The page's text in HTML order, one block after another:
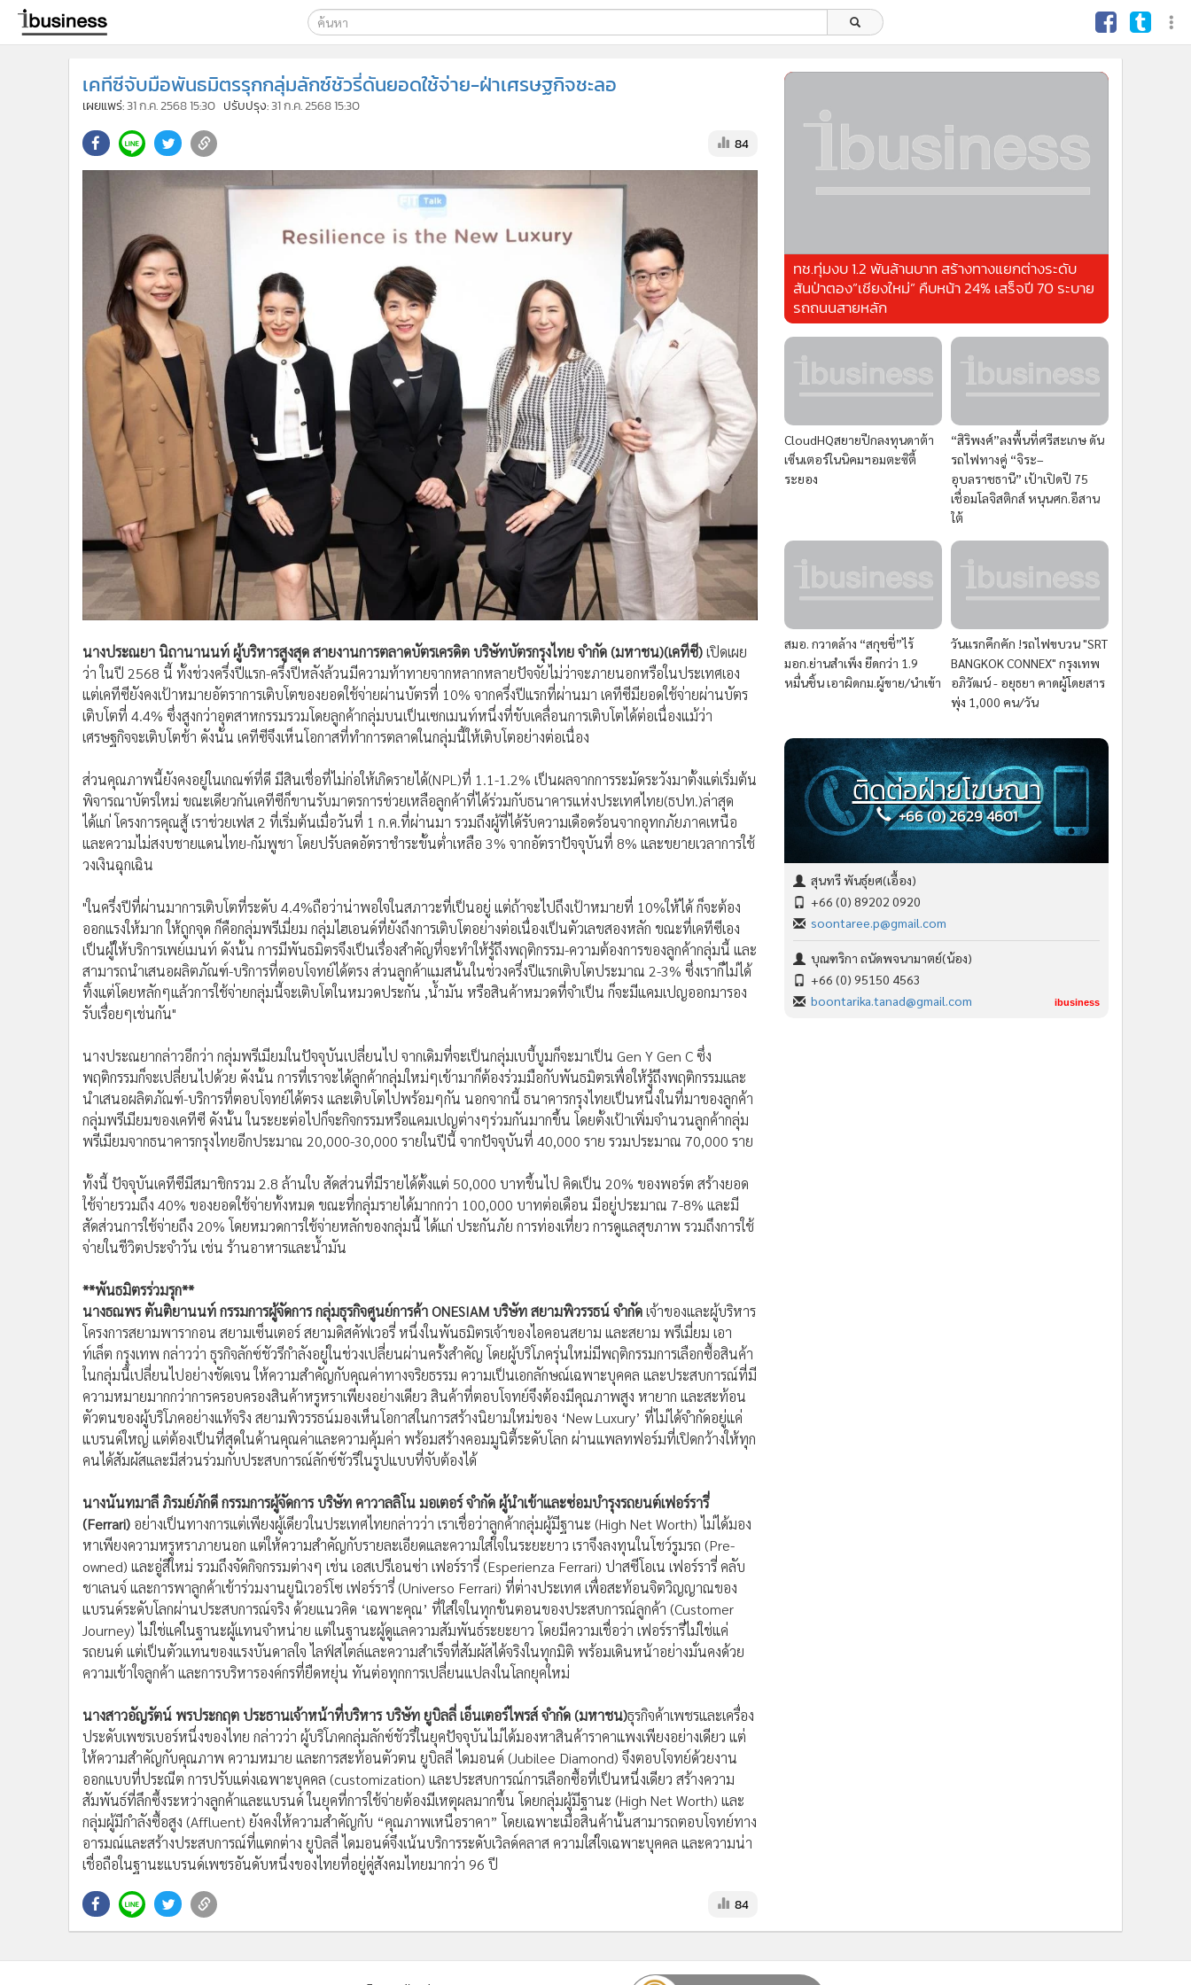
ค้นหา
Google
ค้นหาขั้นสูง
เคทีซีจับมือพันธมิตรรุกกลุ่มลักซ์ชัวรี่ดันยอดใช้จ่าย-ฝ่าเศรษฐกิจชะลอ
เผยแพร่:31 ก.ค. 2568 15:30 ปรับปรุง:31 ก.ค. 2568 15:30
84
นางประณยา นิถานานนท์ ผู้บริหารสูงสุด สายงานการตลาดบัตรเครดิต บริษัทบัตรกรุงไทย จำกัด (มหาชน)(เคทีซี)เปิดเผย
ว่า ในปี 2568 นี้ ทั้งช่วงครึ่งปีแรก-ครึ่งปีหลังล้วนมีความท้าทายจากหลากหลายปัจจัยไม่ว่าจะภายนอกหรือในประเทศเอง
แต่เคทีซียังคงเป้าหมายอัตราการเติบโตของยอดใช้จ่ายผ่านบัตรที่ 10% จากครึ่งปีแรกที่ผ่านมา เคทีซีมียอดใช้จ่ายผ่านบัตร
เติบโตที่ 4.4% ซึ่งสูงกว่าอุตสาหกรรมรวมโดยลูกค้ากลุ่มบนเป็นเซกเมนท์หนึ่งที่ขับเคลื่อนการเติบโตได้ต่อเนื่องแม้ว่า
เศรษฐกิจจะเติบโตช้า ดังนั้น เคทีซีจึงเห็นโอกาสที่ทำการตลาดในกลุ่มนี้ให้เติบโตอย่างต่อเนื่อง
ส่วนคุณภาพนี้ยังคงอยู่ในเกณฑ์ที่ดี มีสินเชื่อที่ไม่ก่อให้เกิดรายได้(NPL)ที่ 1.1-1.2% เป็นผลจากการระมัดระวังมาตั้งแต่เริ่มต้น
พิจารณาบัตรใหม่ ขณะเดียวกันเคทีซีก็ขานรับมาตรการช่วยเหลือลูกค้าที่ได้ร่วมกับธนาคารแห่งประเทศไทย(ธปท.)ล่าสุด
ได้แก่ โครงการคุณสู้ เราช่วยเฟส 2 ที่เริ่มต้นเมื่อวันที่ 1 ก.ค.ที่ผ่านมา รวมถึงผู้ที่ได้รับความเดือดร้อนจากอุทกภัยภาคเหนือ
และความไม่สงบชายแดนไทย-กัมพูชา โดยปรับลดอัตราชำระขั้นต่ำเหลือ 3% จากอัตราปัจจุบันที่ 8% และขยายเวลาการใช้
วงเงินฉุกเฉิน
"ในครึ่งปีที่ผ่านมาการเติบโตที่ระดับ 4.4%ถือว่าน่าพอใจในสภาวะที่เป็นอยู่ แต่ถ้าจะไปถึงเป้าหมายที่ 10%ให้ได้ ก็จะต้อง
ออกแรงให้มาก ให้ถูกจุด ก็คือกลุ่มพรีเมี่ยม กลุ่มไฮเอนด์ที่ยังถึงการเติบโตอย่างต่อเนื่องเป็นตัวเลขสองหลัก ขณะที่เคทีซีเอง
เป็นผู้ให้บริการเพย์เมนท์ ดังนั้น การมีพันธมิตรจึงเป็นเรื่องสำคัญที่จะทำให้รู้ถึงพฤติกรรม-ความต้องการของลูกค้ากลุ่มนี้ และ
สามารถนำเสนอผลิตภัณฑ์-บริการที่ตอบโจทย์ได้ตรง ส่วนลูกค้าแมสนั้นในช่วงครึ่งปีแรกเติบโตประมาณ 2-3% ซึ่งเราก็ไม่ได้
ทิ้งแต่โดยหลักๆแล้วการใช้จ่ายกลุ่มนี้จะเติบโตในหมวดประกัน ,น้ำมัน หรือสินค้าหมวดที่จำเป็น ก็จะมีแคมเปญออกมารอง
รับเรื่อยๆเช่นกัน"
นางประณยากล่าวอีกว่า กลุ่มพรีเมียมในปัจจุบันเปลี่ยนไป จากเดิมที่จะเป็นกลุ่มเบบี้บูมก็จะมาเป็น Gen Y Gen C ซึ่ง
พฤติกรรมก็จะเปลี่ยนไปด้วย ดังนั้น การที่เราจะได้ลูกค้ากลุ่มใหม่ๆเข้ามาก็ต้องร่วมมือกับพันธมิตรเพื่อให้รู้ถึงพฤติกรรมและ
นำเสนอผลิตภัณฑ์-บริการที่ตอบโจทย์ได้ตรง และเติบโตไปพร้อมๆกัน นอกจากนี้ ธนาคารกรุงไทยเป็นหนึ่งในที่มาของลูกค้า
กลุ่มพรีเมียมของเคทีซี ดังนั้น ในระยะต่อไปก็จะกิจกรรมหรือแคมเปญต่างๆร่วมกันมากขึ้น โดยตั้งเป้าเพิ่มจำนวนลูกค้ากลุ่ม
พรีเมียมจากธนาคารกรุงไทยอีกประมาณ 20,000-30,000 รายในปีนี้ จากปัจจุบันที่ 40,000 ราย รวมประมาณ 70,000 ราย
ทั้งนี้ ปัจจุบันเคทีซีมีสมาชิกรวม 2.8 ล้านใบ สัดส่วนที่มีรายได้ตั้งแต่ 50,000 บาทขึ้นไป คิดเป็น 20% ของพอร์ต สร้างยอด
ใช้จ่ายรวมถึง 40% ของยอดใช้จ่ายทั้งหมด ขณะที่กลุ่มรายได้มากกว่า 100,000 บาทต่อเดือน มีอยู่ประมาณ 7-8% และมี
สัดส่วนการใช้จ่ายถึง 20% โดยหมวดการใช้จ่ายหลักของกลุ่มนี้ ได้แก่ ประกันภัย การท่องเที่ยว การดูแลสุขภาพ รวมถึงการใช้
จ่ายในชีวิตประจำวัน เช่น ร้านอาหารและน้ำมัน
**พันธมิตรร่วมรุก**
นางธณพร ตันติยานนท์ กรรมการผู้จัดการ กลุ่มธุรกิจศูนย์การค้า ONESIAM บริษัท สยามพิวรรธน์ จำกัดเจ้าของและผู้บริหาร
โครงการสยามพารากอน สยามเซ็นเตอร์ สยามดิสคัฟเวอรี่ หนึ่งในพันธมิตรเจ้าของไอคอนสยาม และสยาม พรีเมี่ยม เอา
ท์เล็ต กรุงเทพ กล่าวว่า ธุรกิจลักซ์ชัวรีกำลังอยู่ในช่วงเปลี่ยนผ่านครั้งสำคัญ โดยผู้บริโภครุ่นใหม่มีพฤติกรรมการเลือกซื้อสินค้า
ในกลุ่มนี้เปลี่ยนไปอย่างชัดเจน ให้ความสำคัญกับคุณค่าทางจริยธรรม ความเป็นเอกลักษณ์เฉพาะบุคคล และประสบการณ์ที่มี
ความหมายมากกว่าการครอบครองสินค้าหรูหราเพียงอย่างเดียว สินค้าที่ตอบโจทย์จึงต้องมีคุณภาพสูง หายาก และสะท้อน
ตัวตนของผู้บริโภคอย่างแท้จริง สยามพิวรรธน์มองเห็นโอกาสในการสร้างนิยามใหม่ของ ‘New Luxury’ ที่ไม่ได้จำกัดอยู่แค่
แบรนด์ใหญ่ แต่ต้องเป็นที่สุดในด้านคุณค่าและความคุ้มค่า พร้อมสร้างคอมมูนิตี้ระดับโลก ผ่านแพลทฟอร์มที่เปิดกว้างให้ทุก
คนได้สัมผัสและมีส่วนร่วมกับประสบการณ์ลักซ์ชัวรีในรูปแบบที่จับต้องได้
นางนันทมาลี ภิรมย์ภักดี กรรมการผู้จัดการ บริษัท คาวาลลิโน มอเตอร์ จำกัด ผู้นำเข้าและซ่อมบำรุงรถยนต์เฟอร์รารี่
(Ferrari) อย่างเป็นทางการแต่เพียงผู้เดียวในประเทศไทยกล่าวว่า เราเชื่อว่าลูกค้ากลุ่มผู้มีฐานะ (High Net Worth) ไม่ได้มอง
หาเพียงความหรูหราภายนอก แต่ให้ความสำคัญกับรายละเอียดและความใส่ใจในระยะยาว เราจึงลงทุนในโชว์รูมรถ (Pre-
owned) และอู่สีใหม่ รวมถึงจัดกิจกรรมต่างๆ เช่น เอสเปรีเอนซ่า เฟอร์รารี่ (Esperienza Ferrari) ปาสซีโอเน เฟอร์รารี่ คลับ
ชาเลนจ์ และการพาลูกค้าเข้าร่วมงานยูนิเวอร์โซ เฟอร์รารี่ (Universo Ferrari) ที่ต่างประเทศ เพื่อสะท้อนจิตวิญญาณของ
แบรนด์ระดับโลกผ่านประสบการณ์จริง ด้วยแนวคิด ‘เฉพาะคุณ’ ที่ใส่ใจในทุกขั้นตอนของประสบการณ์ลูกค้า (Customer
Journey) ไม่ใช่แค่ในฐานะผู้แทนจำหน่าย แต่ในฐานะผู้ดูแลความสัมพันธ์ระยะยาว โดยมีความเชื่อว่า เฟอร์รารี่ไม่ใช่แค่
รถยนต์ แต่เป็นตัวแทนของแรงบันดาลใจ ไลฟ์สไตล์และความสำเร็จที่สัมผัสได้จริงในทุกมิติ พร้อมเดินหน้าอย่างมั่นคงด้วย
ความเข้าใจลูกค้า และการบริหารองค์กรที่ยืดหยุ่น ทันต่อทุกการเปลี่ยนแปลงในโลกยุคใหม่
นางสาวอัญรัตน์ พรประกฤต ประธานเจ้าหน้าที่บริหาร บริษัท ยูบิลลี่ เอ็นเตอร์ไพรส์ จำกัด (มหาชน)ธุรกิจค้าเพชรและเครื่อง
ประดับเพชรเบอร์หนึ่งของไทย กล่าวว่า ผู้บริโภคกลุ่มลักซ์ชัวรี่ในยุคปัจจุบันไม่ได้มองหาสินค้าราคาแพงเพียงอย่างเดียว แต่
ให้ความสำคัญกับคุณภาพ ความหมาย และการสะท้อนตัวตน ยูบิลลี่ ไดมอนด์ (Jubilee Diamond) จึงตอบโจทย์ด้วยงาน
ออกแบบที่ประณีต การปรับแต่งเฉพาะบุคคล (customization) และประสบการณ์การเลือกซื้อที่เป็นหนึ่งเดียว สร้างความ
สัมพันธ์ที่ลึกซึ้งระหว่างลูกค้าและแบรนด์ ในยุคที่การใช้จ่ายต้องมีเหตุผลมากขึ้น โดยกลุ่มผู้มีฐานะ (High Net Worth) และ
กลุ่มผู้มีกำลังซื้อสูง (Affluent) ยังคงให้ความสำคัญกับ “คุณภาพเหนือราคา” โดยเฉพาะเมื่อสินค้านั้นสามารถตอบโจทย์ทาง
อารมณ์และสร้างประสบการณ์ที่แตกต่าง ยูบิลลี่ ไดมอนด์จึงเน้นบริการระดับเวิลด์คลาส ความใส่ใจเฉพาะบุคคล และความน่า
เชื่อถือในฐานะแบรนด์เพชรอันดับหนึ่งของไทยที่อยู่คู่สังคมไทยมากว่า 96 ปี
84
ทช.ทุ่มงบ 1.2 พันล้านบาท สร้างทางแยกต่างระดับ
สันป่าตอง”เชียงใหม่” คืบหน้า 24% เสร็จปี 70 ระบาย
รถถนนสายหลัก
CloudHQสยายปีกลงทุนดาต้า
เซ็นเตอร์ในนิคมฯอมตะซิตี้
ระยอง
“สิริพงศ์”ลงพื้นที่ศรีสะเกษ ดัน
รถไฟทางคู่ “จิระ–
อุบลราชธานี” เป้าเปิดปี 75
เชื่อมโลจิสติกส์ หนุนศก.อีสาน
ใต้
สมอ. กวาดล้าง “สกุชชี่”ไร้
มอก.ย่านสำเพ็ง ยึดกว่า 1.9
หมื่นชิ้น เอาผิดกม.ผู้ขาย/นำเข้า
วันแรกคึกคัก !รถไฟขบวน "SRT
BANGKOK CONNEX" กรุงเทพ
อภิวัฒน์ - อยุธยา คาดผู้โดยสาร
พุ่ง 1,000 คน/วัน
ติดต่อฝ่ายโฆษณา
+66 (0) 2629 4601
สุนทรี พันธุ์ยศ(เอื้อง)
+66 (0) 89202 0920
soontaree.p@gmail.com
บุณฑริกา ถนัดพจนามาตย์(น้อง)
+66 (0) 95150 4563
boontarika.tanad@gmail.com
ibusiness